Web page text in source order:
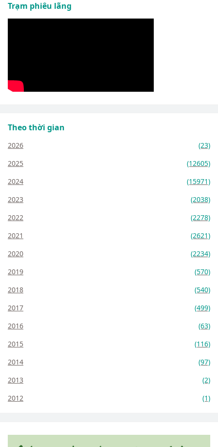
Trạm phiêu lãng
Theo thời gian
2026
(23)
2025
(12605)
2024
(15971)
2023
(2038)
2022
(2278)
2021
(2621)
2020
(2234)
2019
(570)
2018
(540)
2017
(499)
2016
(63)
2015
(116)
2014
(97)
2013
(2)
2012
(1)